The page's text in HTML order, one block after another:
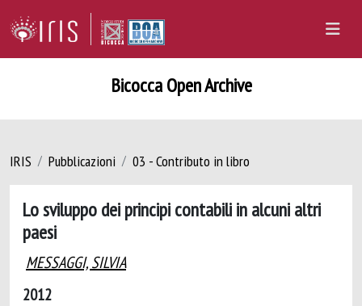
Bicocca Open Archive
IRIS Pubblicazioni 03 - Contributo in libro
Lo sviluppo dei principi contabili in alcuni altri
paesi
MESSAGGI, SILVIA
2012